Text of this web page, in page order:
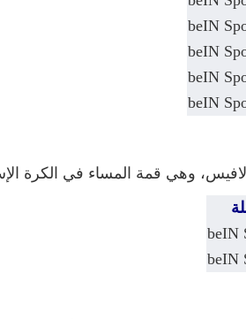
beIN
beIN
beIN
beIN
وهي قمة المساء في الكرة
beIN
beIN